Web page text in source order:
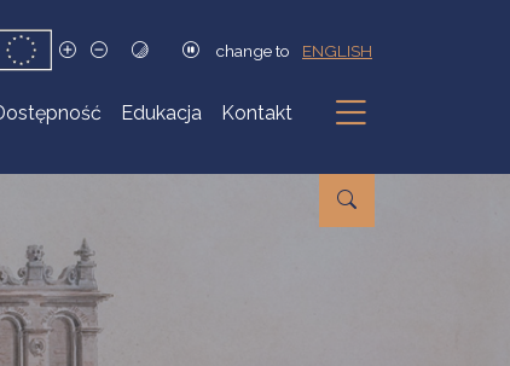
change to ENGLISH
Edukacja Kontakt
Podmenu